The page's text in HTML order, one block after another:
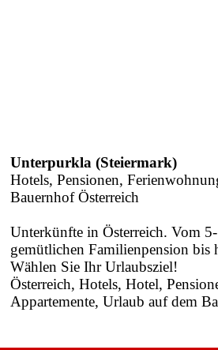
Unterpurkla (Steiermark)
Hotels, Pensionen,
Bauernhof Österreich
Unterkünfte in Österreich. Vom
gemütlichen Familienpension
Wählen Sie Ihr Urlaubsziel!
Österreich, Hotels, Hotel,
Appartemente, Urlaub auf dem